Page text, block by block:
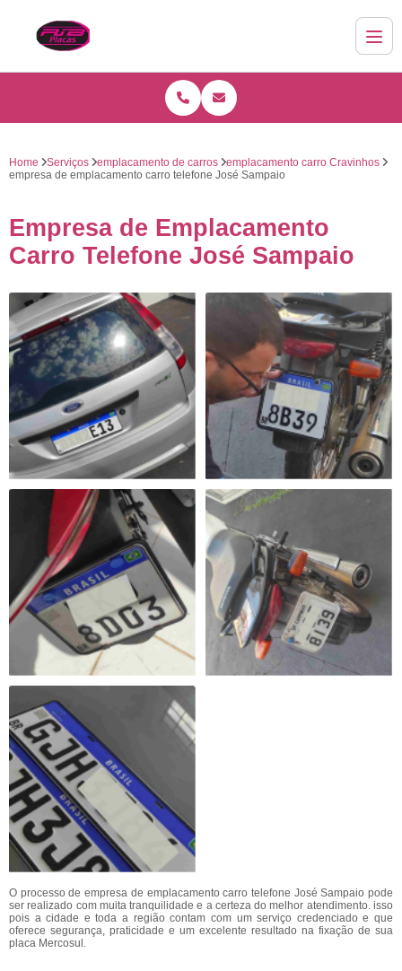
Home Serviços emplacamento de carros
emplacamento carro Cravinhos
empresa de emplacamento carro telefone José Sampaio
Empresa de Emplacamento
Carro Telefone José Sampaio
O processo de empresa de emplacamento carro telefone José Sampaio pode
ser realizado com muita tranquilidade e a certeza do melhor atendimento. isso
pois a cidade e toda a região contam com um serviço credenciado e que
oferece segurança, praticidade e um excelente resultado na fixação de sua
placa Mercosul.